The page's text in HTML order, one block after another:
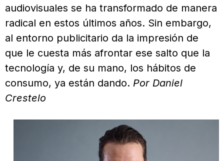
audiovisuales se ha transformado de manera
radical en estos últimos años. Sin embargo,
al entorno publicitario da la impresión de
que le cuesta más afrontar ese salto que la
tecnología y, de su mano, los hábitos de
consumo, ya están dando. Por Daniel
Crestelo